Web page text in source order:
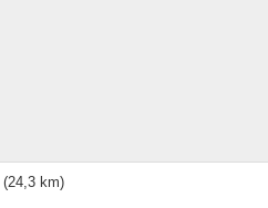
(24,3 km)